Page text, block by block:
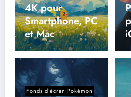
4K pour
Smartphone, PC
et Mac
Fonds d’écran Pokémon